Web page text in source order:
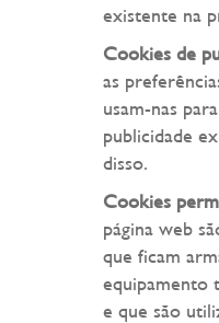
existente na
Cookies de
as
usam-nas
publicidade
disso.
Cookies
página web
que ficam
equipamento
e que são